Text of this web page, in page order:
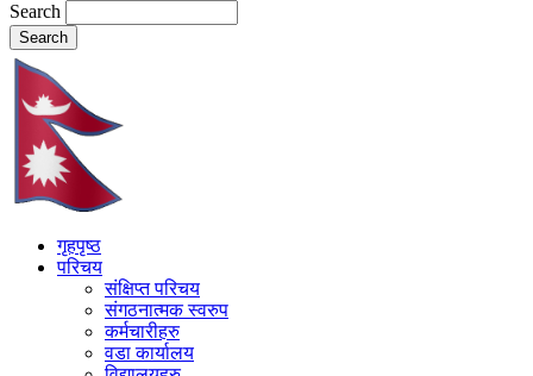
Search
गृहपृष्ठ
परिचय
संक्षिप्त परिचय
संगठनात्मक स्वरुप
कर्मचारीहरु
वडा कार्यालय